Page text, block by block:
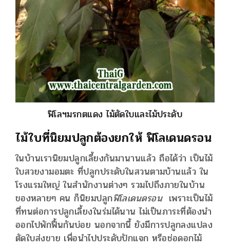
ฟิโลฯมรกตแดง ไม้ตัดใบและไม้ประดับ
ไม้ใบที่นิยมปลูกต้องยกให้ ฟิโลเดนดรอน
ในบ้านเรานิยมปลูกเลี้ยงกันมานานแล้ว ถือได้ว่า เป็นไม้
ใบสวยงามอมตะ ที่ปลูกประดับในสวนตามบ้านแล้ว ใน
โรงแรมใหญ่ ในสำนักงานต่างๆ รวมไปถึงภายในบ้าน
ของหลายๆ คน ก็นิยมปลูกฟิโลเดนดรอนเพราะเป็นไม้
ที่ทนต่อการปลูกเลี้ยงในร่มได้นาน ไม่เป็นภาระที่ต้องนำ
ออกไปพักฟื้นกันบ่อย นอกจากนี้ ยังมีการปลูกลงแปลง
ตัดใบส่งขาย เพื่อนำไปประดับปักแจก หรือช่อดอกไม้